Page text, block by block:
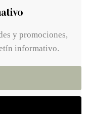
y promociones,
informativo.